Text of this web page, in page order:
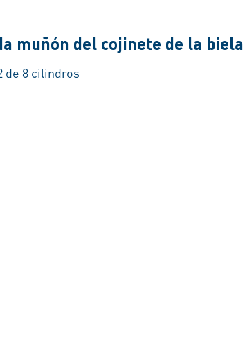
muñón del cojinete de la biela
de 8 cilindros